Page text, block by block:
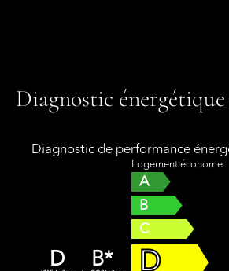
Diagnostic
Diagnostic de performance
D B*
Logement économe
A
B
C
D